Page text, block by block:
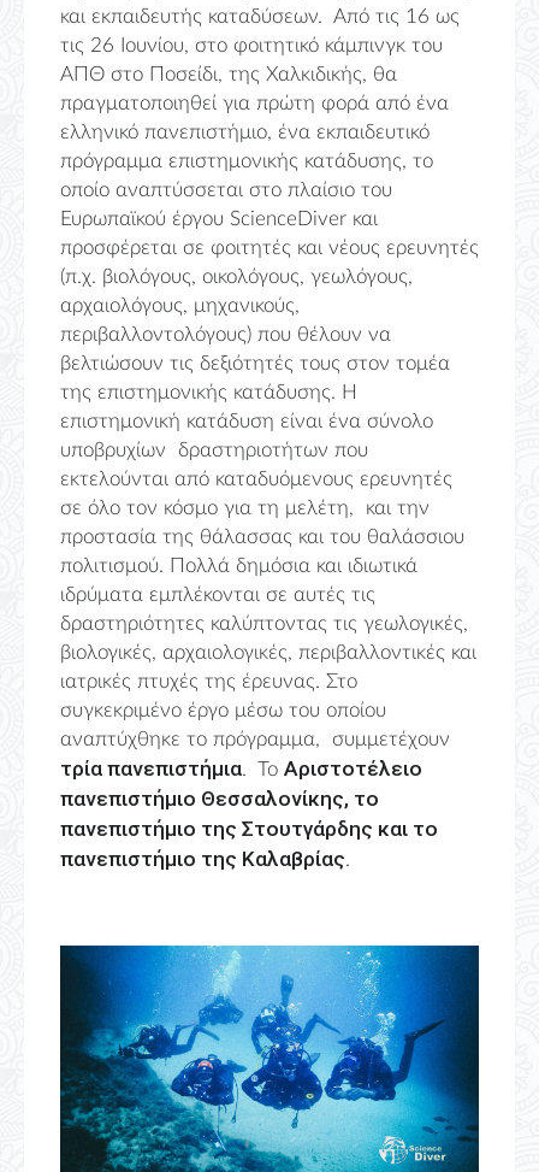
και εκπαιδευτής καταδύσεων. Από τις 16 ως
τις 26 Ιουνίου, στο φοιτητικό κάμπινγκ του
ΑΠΘ στο Ποσείδι, της Χαλκιδικής, θα
πραγματοποιηθεί για πρώτη φορά από ένα
ελληνικό πανεπιστήμιο, ένα εκπαιδευτικό
πρόγραμμα επιστημονικής κατάδυσης, το
οποίο αναπτύσσεται στο πλαίσιο του
Ευρωπαϊκού έργου ScienceDiver και
προσφέρεται σε φοιτητές και νέους ερευνητές
(π.χ. βιολόγους, οικολόγους, γεωλόγους,
αρχαιολόγους, μηχανικούς,
περιβαλλοντολόγους) που θέλουν να
βελτιώσουν τις δεξιότητές τους στον τομέα
της επιστημονικής κατάδυσης. Η
επιστημονική κατάδυση είναι ένα σύνολο
υποβρυχίων δραστηριοτήτων που
εκτελούνται από καταδυόμενους ερευνητές
σε όλο τον κόσμο για τη μελέτη, και την
προστασία της θάλασσας και του θαλάσσιου
πολιτισμού. Πολλά δημόσια και ιδιωτικά
ιδρύματα εμπλέκονται σε αυτές τις
δραστηριότητες καλύπτοντας τις γεωλογικές,
βιολογικές, αρχαιολογικές, περιβαλλοντικές και
ιατρικές πτυχές της έρευνας. Στο
συγκεκριμένο έργο μέσω του οποίου
αναπτύχθηκε το πρόγραμμα, συμμετέχουν
τρία πανεπιστήμια. Το Αριστοτέλειο
πανεπιστήμιο Θεσσαλονίκης, το
πανεπιστήμιο της Στουτγάρδης και το
πανεπιστήμιο της Καλαβρίας.